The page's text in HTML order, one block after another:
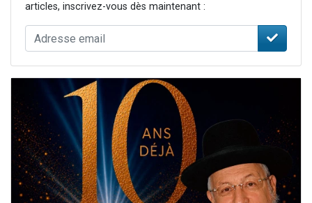
articles, inscrivez-vous dès maintenant :